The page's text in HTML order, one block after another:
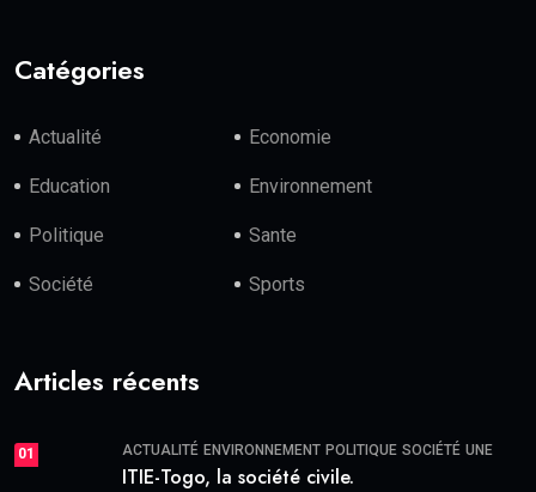
Catégories
Actualité Economie
Education Environnement
Politique Sante
Société Sports
Articles récents
01 ACTUALITÉ ENVIRONNEMENT POLITIQUE SOCIÉTÉ UNE
ITIE-Togo, la société civile.